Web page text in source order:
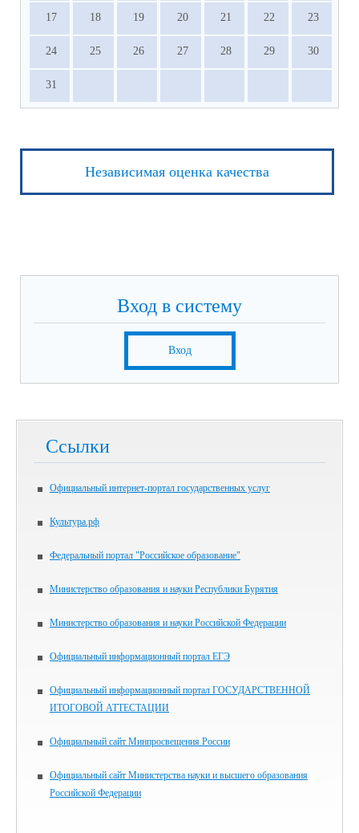
17 18 19 20 21 22 23
24 25 26 27 28 29 30
31
Независимая оценка качества
Вход в систему
Вход
Ссылки
Официальный интернет-портал государственных услуг
Культура.рф
Федеральный портал "Российское образование"
Министерство образования и науки Республики Бурятия
Министерство образования и науки Российской Федерации
Официальный информационный портал ЕГЭ
Официальный информационный портал ГОСУДАРСТВЕННОЙ
ИТОГОВОЙ АТТЕСТАЦИИ
Официальный сайт Минпросвещения России
Официальный сайт Министерства науки и высшего образования
Российской Федерации